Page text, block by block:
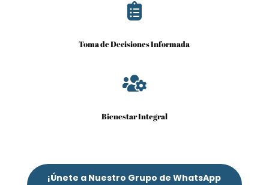

Toma de Decisiones Informada

Bienestar Integral
¡Únete a Nuestro Grupo de WhatsApp